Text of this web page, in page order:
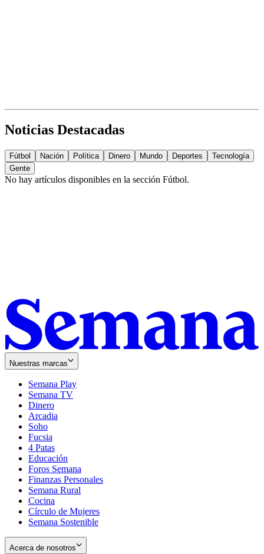
Noticias Destacadas
Fútbol Nación Política Dinero Mundo Deportes
Tecnología
Gente
No hay artículos disponibles en la sección Fútbol.
Nuestras marcas
Semana Play
Semana TV
Dinero
Arcadia
Soho
in
new
window
Fucsia
in
new
window
4 Patas
Educación
Foros Semana
Finanzas Personales
Semana Rural
Cocina
Círculo de Mujeres
Semana Sostenible
Acerca de nosotros